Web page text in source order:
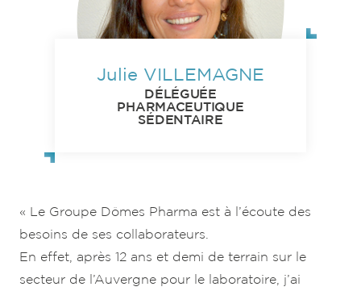
Julie VILLEMAGNE
DÉLÉGUÉE
PHARMACEUTIQUE
SÉDENTAIRE
« Le Groupe Dômes Pharma est à l’écoute des
besoins de ses collaborateurs.
En effet, après 12 ans et demi de terrain sur le
secteur de l’Auvergne pour le laboratoire, j’ai